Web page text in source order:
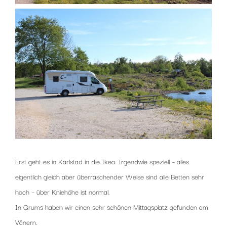
Erst geht es in Karlstad in die Ikea. Irgendwie speziell – alles
eigentlich gleich aber überraschender Weise sind alle Betten sehr
hoch – über Kniehöhe ist normal.
In Grums haben wir einen sehr schönen Mittagsplatz gefunden am
Vänern.